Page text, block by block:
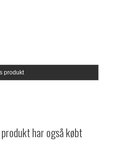
produkt
har også købt